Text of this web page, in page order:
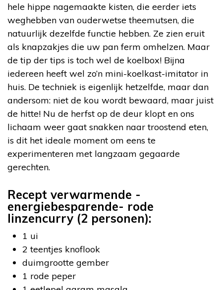
hele hippe nagemaakte kisten, die eerder iets
weghebben van ouderwetse theemutsen, die
natuurlijk dezelfde functie hebben. Ze zien eruit
als knapzakjes die uw pan ferm omhelzen. Maar
de tip der tips is toch wel de koelbox! Bijna
iedereen heeft wel zo’n mini-koelkast-imitator in
huis. De techniek is eigenlijk hetzelfde, maar dan
andersom: niet de kou wordt bewaard, maar juist
de hitte! Nu de herfst op de deur klopt en ons
lichaam weer gaat snakken naar troostend eten,
is dit het ideale moment om eens te
experimenteren met langzaam gegaarde
gerechten.
Recept verwarmende -
energiebesparende- rode
linzencurry (2 personen):
1 ui
2 teentjes knoflook
duimgrootte gember
1 rode peper